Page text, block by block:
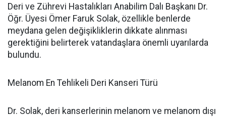
Deri ve Zührevi Hastalıkları Anabilim Dalı Başkanı Dr.
Öğr. Üyesi Ömer Faruk Solak, özellikle benlerde
meydana gelen değişikliklerin dikkate alınması
gerektiğini belirterek vatandaşlara önemli uyarılarda
bulundu.
Melanom En Tehlikeli Deri Kanseri Türü
Dr. Solak, deri kanserlerinin melanom ve melanom dışı